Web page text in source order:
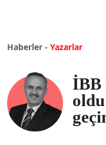
Haberler - Yazarlar
İBB